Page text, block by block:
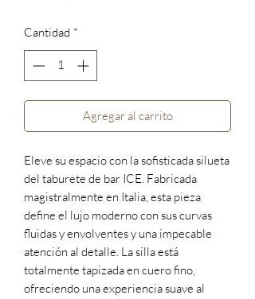
Cantidad *
Agregar al carrito
Eleve su espacio con la sofisticada silueta
del taburete de bar ICE. Fabricada
magistralmente en Italia, esta pieza
define el lujo moderno con sus curvas
fluidas y envolventes y una impecable
atención al detalle. La silla está
totalmente tapizada en cuero fino,
ofreciendo una experiencia suave al